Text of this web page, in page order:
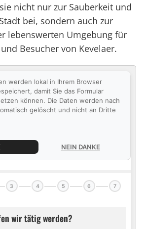
nicht nur zur Sauberkeit und
bei, sondern auch zur
lebenswerten Umgebung für
Besucher von Kevelaer.
werden lokal in Ihrem Browser
damit Sie das Formular
können. Die Daten werden nach
gelöscht und nicht an Dritte
NEIN DANKE
3 4 5 6 7
wir tätig werden?